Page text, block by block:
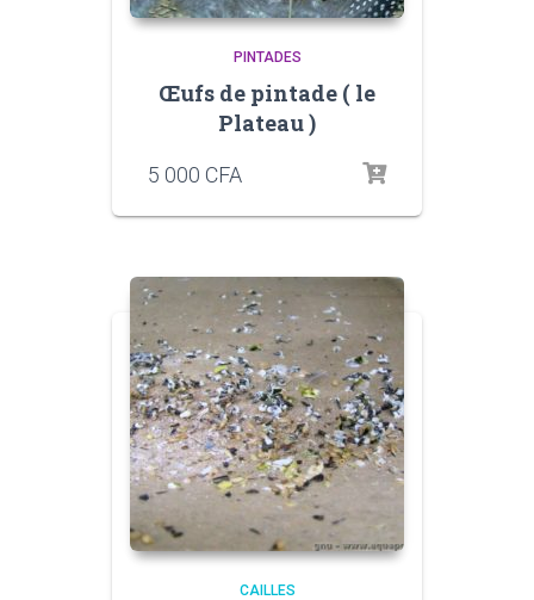
PINTADES
Œufs de pintade ( le
Plateau )
5 000 CFA
CAILLES